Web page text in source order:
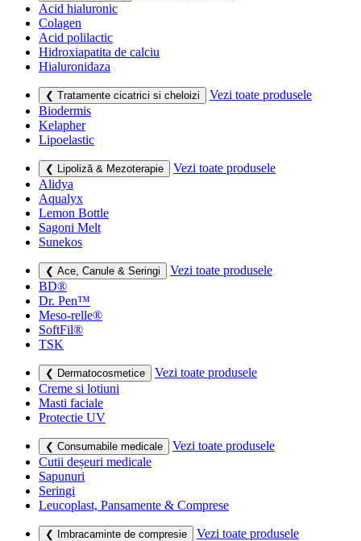
Acid hialuronic
Colagen
Acid polilactic
Hidroxiapatita de calciu
Hialuronidaza
❮ Tratamente cicatrici si cheloizi
Vezi toate produsele
Biodermis
Kelapher
Lipoelastic
❮ Lipoliză & Mezoterapie
Vezi toate produsele
Alidya
Aqualyx
Lemon Bottle
Sagoni Melt
Sunekos
❮ Ace, Canule & Seringi
Vezi toate produsele
BD®
Dr. Pen™
Meso-relle®
SoftFil®
TSK
❮ Dermatocosmetice
Vezi toate produsele
Creme si lotiuni
Masti faciale
Protectie UV
❮ Consumabile medicale
Vezi toate produsele
Cutii deșeuri medicale
Sapunuri
Seringi
Leucoplast, Pansamente & Comprese
❮ Imbracaminte de compresie
Vezi toate produsele